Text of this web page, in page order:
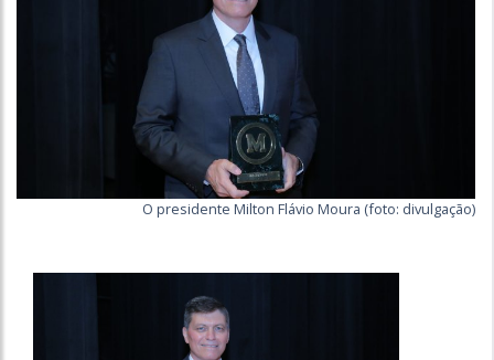
O presidente Milton Flávio Moura (foto: divulgação)